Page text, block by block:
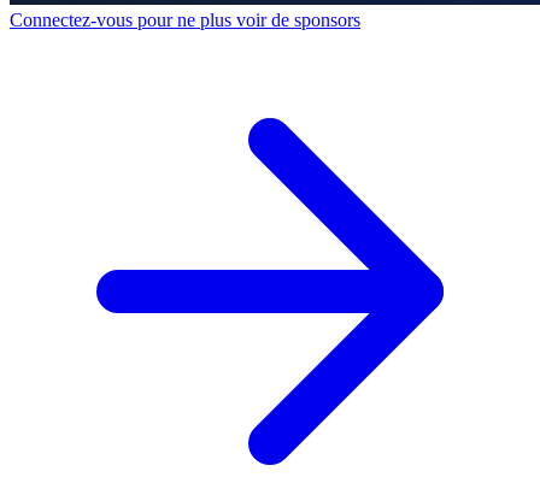
Connectez-vous pour ne plus voir de sponsors